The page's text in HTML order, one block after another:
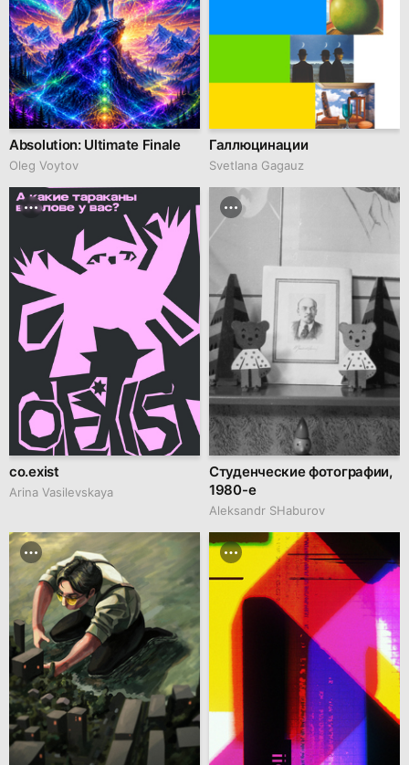
Absolution: Ultimate Finale
Oleg Voytov
Галлюцинации
Svetlana Gagauz
co.exist
Arina Vasilevskaya
Студенческие фотографии,
1980-е
Аleksandr SHaburov